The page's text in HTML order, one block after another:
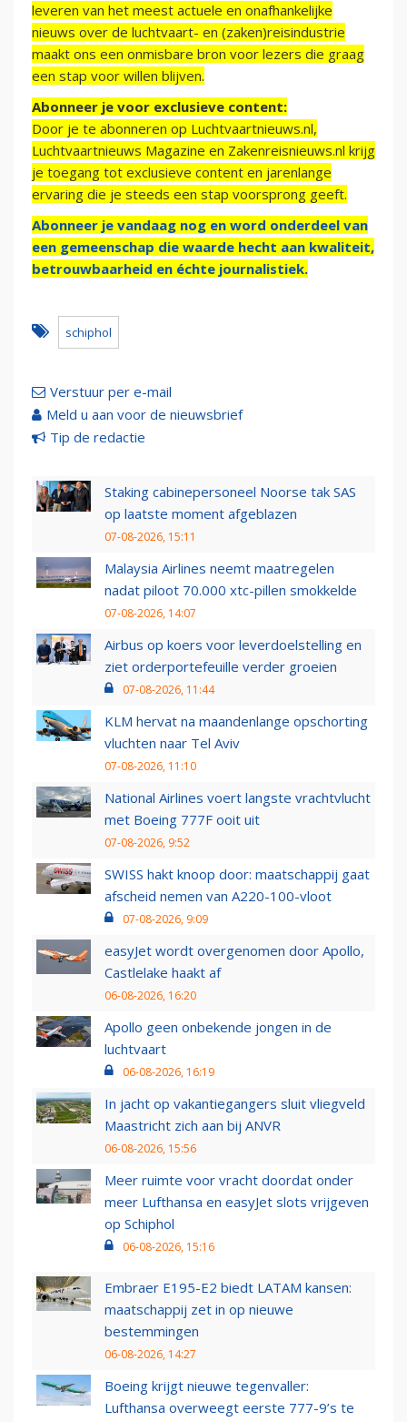
leveren van het meest actuele en onafhankelijke
nieuws over de luchtvaart- en (zaken)reisindustrie
maakt ons een onmisbare bron voor lezers die graag
een stap voor willen blijven.
Abonneer je voor exclusieve content:
Door je te abonneren op Luchtvaartnieuws.nl,
Luchtvaartnieuws Magazine en Zakenreisnieuws.nl krijg
je toegang tot exclusieve content en jarenlange
ervaring die je steeds een stap voorsprong geeft.
Abonneer je vandaag nog en word onderdeel van
een gemeenschap die waarde hecht aan kwaliteit,
betrouwbaarheid en échte journalistiek.
schiphol
Verstuur per e-mail
Meld u aan voor de nieuwsbrief
Tip de redactie
Staking cabinepersoneel Noorse tak SAS
op laatste moment afgeblazen
07-08-2026, 15:11
Malaysia Airlines neemt maatregelen
nadat piloot 70.000 xtc-pillen smokkelde
07-08-2026, 14:07
Airbus op koers voor leverdoelstelling en
ziet orderportefeuille verder groeien
07-08-2026, 11:44
KLM hervat na maandenlange opschorting
vluchten naar Tel Aviv
07-08-2026, 11:10
National Airlines voert langste vrachtvlucht
met Boeing 777F ooit uit
07-08-2026, 9:52
SWISS hakt knoop door: maatschappij gaat
afscheid nemen van A220-100-vloot
07-08-2026, 9:09
easyJet wordt overgenomen door Apollo,
Castlelake haakt af
06-08-2026, 16:20
Apollo geen onbekende jongen in de
luchtvaart
06-08-2026, 16:19
In jacht op vakantiegangers sluit vliegveld
Maastricht zich aan bij ANVR
06-08-2026, 15:56
Meer ruimte voor vracht doordat onder
meer Lufthansa en easyJet slots vrijgeven
op Schiphol
06-08-2026, 15:16
Embraer E195-E2 biedt LATAM kansen:
maatschappij zet in op nieuwe
bestemmingen
06-08-2026, 14:27
Boeing krijgt nieuwe tegenvaller:
Lufthansa overweegt eerste 777-9’s te